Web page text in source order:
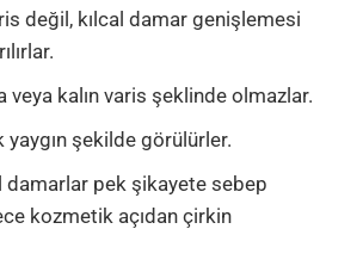
değil, kılcal damar genişlemesi
veya kalın varis şeklinde olmazlar.
şekilde görülürler.
damarlar pek şikayete sebep
kozmetik açıdan çirkin